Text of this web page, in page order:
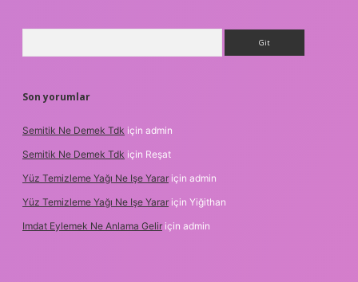
Son yorumlar
Semitik Ne Demek Tdk için admin
Semitik Ne Demek Tdk için Reşat
Yüz Temizleme Yağı Ne Işe Yarar için admin
Yüz Temizleme Yağı Ne Işe Yarar için Yiğithan
Imdat Eylemek Ne Anlama Gelir için admin